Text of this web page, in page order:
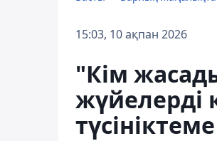
15:03, 10 ақпан 2026
"Кім
жүйелерді